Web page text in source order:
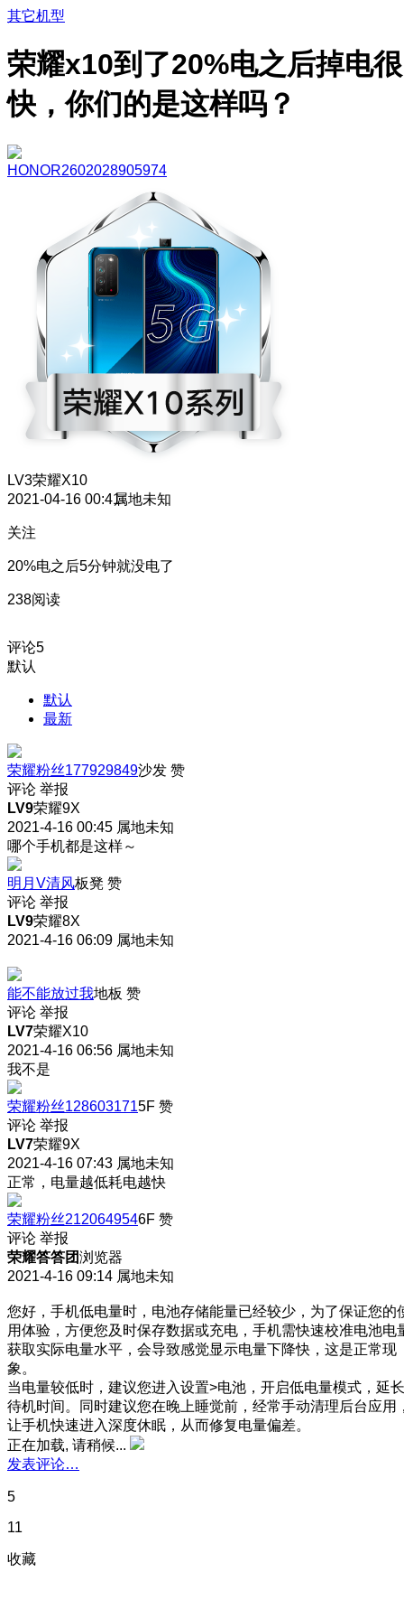
其它机型
荣耀x10到了20%电之后掉电很
快，你们的是这样吗？
HONOR2602028905974
LV3荣耀X10
2021-04-16 00:41属地未知
关注
20%电之后5分钟就没电了
238阅读
评论5
默认
默认
最新
荣耀粉丝177929849沙发 赞
评论 举报
LV9荣耀9X
2021-4-16 00:45 属地未知
哪个手机都是这样～
明月V清风板凳 赞
评论 举报
LV9荣耀8X
2021-4-16 06:09 属地未知
能不能放过我地板 赞
评论 举报
LV7荣耀X10
2021-4-16 06:56 属地未知
我不是
荣耀粉丝1286031715F 赞
评论 举报
LV7荣耀9X
2021-4-16 07:43 属地未知
正常，电量越低耗电越快
荣耀粉丝2120649546F 赞
评论 举报
荣耀答答团浏览器
2021-4-16 09:14 属地未知
您好，手机低电量时，电池存储能量已经较少，为了保证您的
用体验，方便您及时保存数据或充电，手机需快速校准电池电
获取实际电量水平，会导致感觉显示电量下降快，这是正常现
象。
当电量较低时，建议您进入设置>电池，开启低电量模式，延长
待机时间。同时建议您在晚上睡觉前，经常手动清理后台应用
让手机快速进入深度休眠，从而修复电量偏差。
正在加载, 请稍候...
发表评论…
5
11
收藏